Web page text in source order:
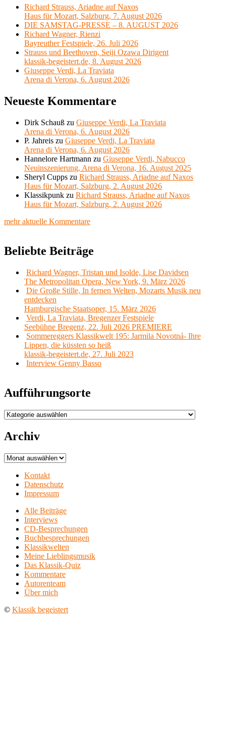
Richard Strauss, Ariadne auf Naxos
Haus für Mozart, Salzburg, 7. August 2026
DIE SAMSTAG-PRESSE – 8. AUGUST 2026
Richard Wagner, Rienzi
Bayreuther Festspiele, 26. Juli 2026
Strauss und Beethoven, Seiji Ozawa Dirigent
klassik-begeistert.de, 8. August 2026
Giuseppe Verdi, La Traviata
Arena di Verona, 6. August 2026
Neueste Kommentare
Dirk Schauß zu Giuseppe Verdi, La Traviata
Arena di Verona, 6. August 2026
P. Jahreis zu Giuseppe Verdi, La Traviata
Arena di Verona, 6. August 2026
Hannelore Hartmann zu Giuseppe Verdi, Nabucco
Neuinszenierung, Arena di Verona, 16. August 2025
Sheryl Cupps zu Richard Strauss, Ariadne auf Naxos
Haus für Mozart, Salzburg, 2. August 2026
Klassikpunk zu Richard Strauss, Ariadne auf Naxos
Haus für Mozart, Salzburg, 2. August 2026
mehr aktuelle Kommentare
Beliebte Beiträge
Richard Wagner, Tristan und Isolde, Lise Davidsen
The Metropolitan Opera, New York, 9. März 2026
Die Große Stille, In fernen Welten, Mozarts Musik neu
entdecken
Hamburgische Staatsoper, 15. März 2026
Verdi, La Traviata, Bregenzer Festspiele
Seebühne Bregenz, 22. Juli 2026 PREMIERE
Sommereggers Klassikwelt 195: Jarmila Novotná- Ihre
Lippen, die küssten so heiß
klassik-begeistert.de, 27. Juli 2023
Interview Genny Basso
Aufführungsorte
Aufführungsorte
Archiv
Archiv
Kontakt
Datenschutz
Impressum
Alle Beiträge
Interviews
CD-Besprechungen
Buchbesprechungen
Klassikwelten
Meine Lieblingsmusik
Das Klassik-Quiz
Kommentare
Autorenteam
Über mich
© Klassik begeistert